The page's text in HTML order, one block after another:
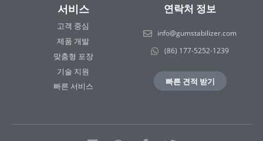
서비스
고객 중심
제품 개발
맞춤형 포장
기술 지원
빠른 서비스
연락처 정보
info@gumstabilizer.com
(86) 177-5252-1239
빠른 견적 받기